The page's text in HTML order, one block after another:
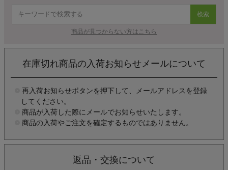
検索
商品が見つからない方はこちら
在庫切れ商品の入荷お知らせメールについて
再入荷お知らせボタンを押下して、メールアドレスを登録
してください。
商品が入荷した際にメールでお知らせいたします。
商品の入荷やご注文を確定するものではありません。
返品・交換について